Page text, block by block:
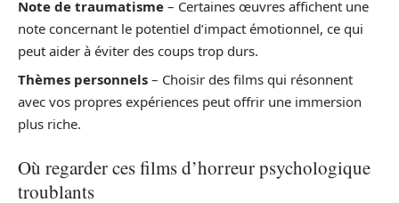
Note de traumatisme – Certaines œuvres affichent une
note concernant le potentiel d’impact émotionnel, ce qui
peut aider à éviter des coups trop durs.
Thèmes personnels – Choisir des films qui résonnent
avec vos propres expériences peut offrir une immersion
plus riche.
Où regarder ces films d’horreur psychologique
troublants